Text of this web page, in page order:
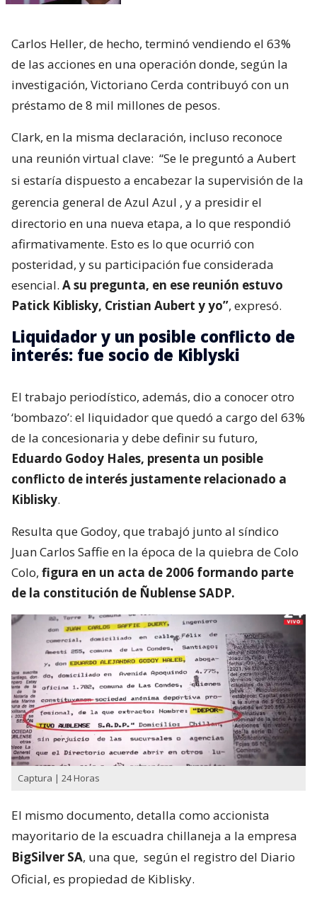
Carlos Heller, de hecho, terminó vendiendo el 63%
de las acciones en una operación donde, según la
investigación, Victoriano Cerda contribuyó con un
préstamo de 8 mil millones de pesos.
Clark, en la misma declaración, incluso reconoce
una reunión virtual clave: “Se le preguntó a Aubert
si estaría dispuesto a encabezar la supervisión de la
gerencia general de Azul Azul , y a presidir el
directorio en una nueva etapa, a lo que respondió
afirmativamente. Esto es lo que ocurrió con
posteridad, y su participación fue considerada
esencial. A su pregunta, en ese reunión estuvo
Patick Kiblisky, Cristian Aubert y yo”, expresó.
Liquidador y un posible conflicto de
interés: fue socio de Kiblyski
El trabajo periodístico, además, dio a conocer otro
‘bombazo’: el liquidador que quedó a cargo del 63%
de la concesionaria y debe definir su futuro,
Eduardo Godoy Hales, presenta un posible
conflicto de interés justamente relacionado a
Kiblisky.
Resulta que Godoy, que trabajó junto al síndico
Juan Carlos Saffie en la época de la quiebra de Colo
Colo, figura en un acta de 2006 formando parte
de la constitución de Ñublense SADP.
Captura | 24 Horas
El mismo documento, detalla como accionista
mayoritario de la escuadra chillaneja a la empresa
BigSilver SA, una que, según el registro del Diario
Oficial, es propiedad de Kiblisky.